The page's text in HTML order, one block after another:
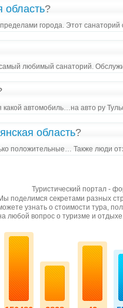
область?
города. Этот санаторий
любимый санаторий.
автомобиль…на авто ру
область?
положительные… Также люди
Туристический портал -
поделимся секретами разных
узнать о стоимости тура,
любой вопрос о туризме и